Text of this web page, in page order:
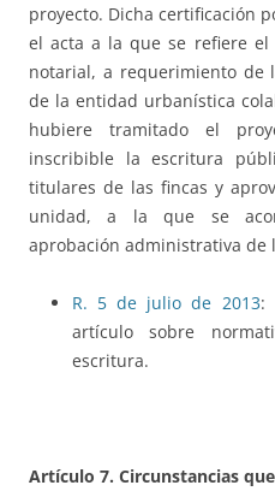
proyecto. Dicha certificación
el acta a la que se refiere el
notarial, a requerimiento de
de la entidad urbanística
hubiere tramitado el
inscribible la escritura
titulares de las fincas y
unidad, a la que se
aprobación administrativa de
R. 5 de julio de 2013:
artículo sobre
escritura.
Artículo 7. Circunstancias